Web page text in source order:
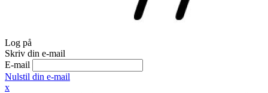
Log på
Skriv din e-mail
E-mail
Nulstil din e-mail
x